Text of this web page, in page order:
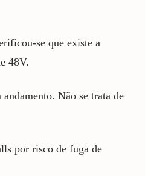
se que existe a
48V.
Não se trata de
por risco de fuga de